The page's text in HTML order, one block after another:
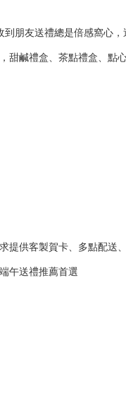
朋友送禮總是倍感窩心
甜鹹禮盒、茶點禮盒、點心
提供客製賀卡、多點配送
午送禮推薦首選